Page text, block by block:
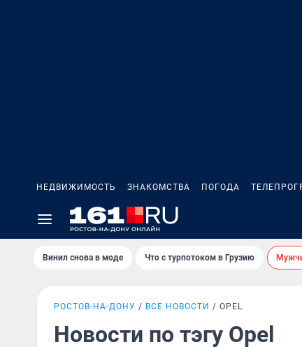
НЕДВИЖИМОСТЬ ЗНАКОМСТВА ПОГОДА
Винил снова в моде Что с турпотоком в Грузию
РОСТОВ-НА-ДОНУ ВСЕ НОВОСТИ OPEL
Новости по тэгу Opel